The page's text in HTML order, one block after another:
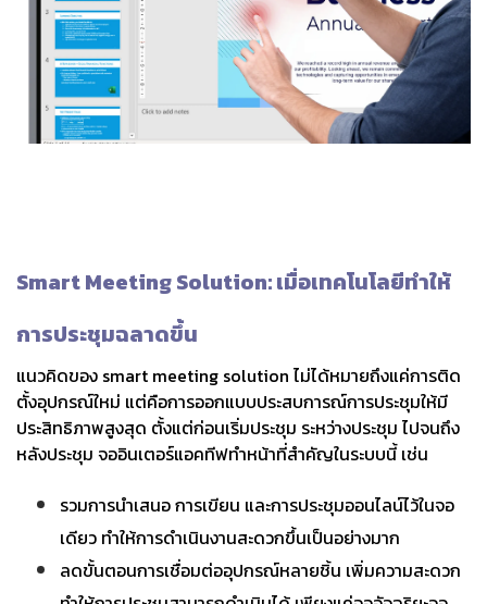
Smart Meeting Solution: เมื่อเทคโนโลยีทำให้
การประชุมฉลาดขึ้น
แนวคิดของ smart meeting solution ไม่ได้หมายถึงแค่การติด
ตั้งอุปกรณ์ใหม่ แต่คือการออกแบบประสบการณ์การประชุมให้มี
ประสิทธิภาพสูงสุด ตั้งแต่ก่อนเริ่มประชุม ระหว่างประชุม ไปจนถึง
หลังประชุม จออินเตอร์แอคทีฟทำหน้าที่สำคัญในระบบนี้ เช่น
รวมการนำเสนอ การเขียน และการประชุมออนไลน์ไว้ในจอ
เดียว ทำให้การดำเนินงานสะดวกขึ้นเป็นอย่างมาก
ลดขั้นตอนการเชื่อมต่ออุปกรณ์หลายชิ้น เพิ่มความสะดวก